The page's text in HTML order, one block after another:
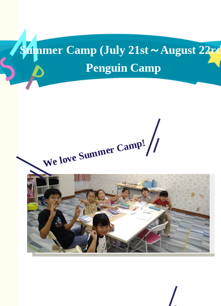
Summer Camp (July 21st～August
Penguin Camp
We love Summer Camp!